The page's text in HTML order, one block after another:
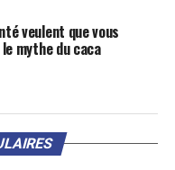
veulent que vous
mythe du caca